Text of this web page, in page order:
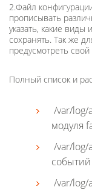
2.Файл
прописывать
указать, какие
сохранять. Так же
предусмотреть
Полный список и
/var/
модуля
/var/
/var/log/